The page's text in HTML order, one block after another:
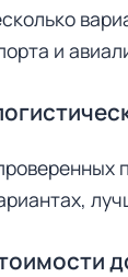
и